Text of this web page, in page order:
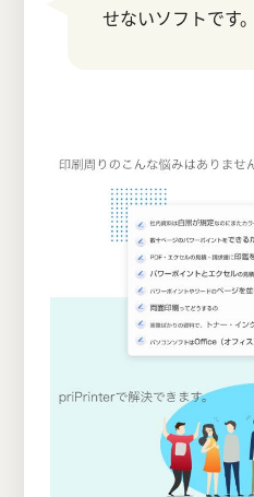
せないソフトです。